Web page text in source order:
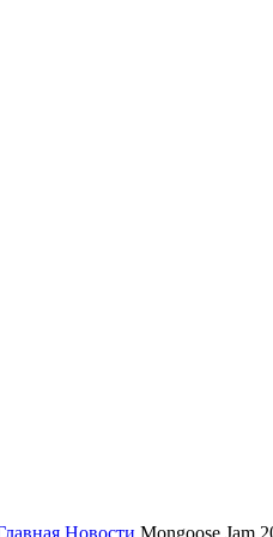
Новости Mongoose Jam